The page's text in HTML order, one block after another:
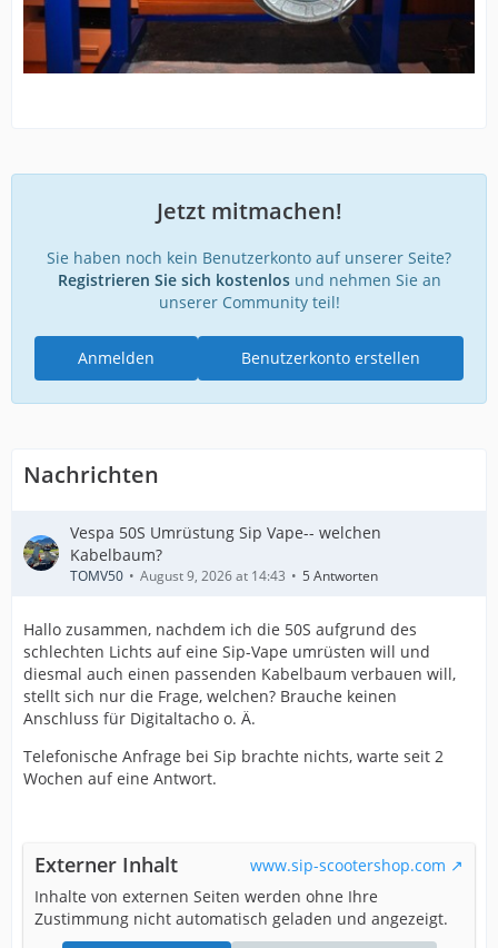
Jetzt mitmachen!
Sie haben noch kein Benutzerkonto auf unserer Seite?
Registrieren Sie sich kostenlosund nehmen Sie an
unserer Community teil!
Benutzerkonto erstellen
Anmelden
Nachrichten
Vespa 50S Umrüstung Sip Vape-- welchen
Kabelbaum?
TOMV50 August 9, 2026 at 14:43 5 Antworten
Hallo zusammen, nachdem ich die 50S aufgrund des
schlechten Lichts auf eine Sip-Vape umrüsten will und
diesmal auch einen passenden Kabelbaum verbauen will,
stellt sich nur die Frage, welchen? Brauche keinen
Anschluss für Digitaltacho o. Ä.
Telefonische Anfrage bei Sip brachte nichts, warte seit 2
Wochen auf eine Antwort.
Externer Inhalt
www.sip-scootershop.com
Inhalte von externen Seiten werden ohne Ihre
Zustimmung nicht automatisch geladen und angezeigt.